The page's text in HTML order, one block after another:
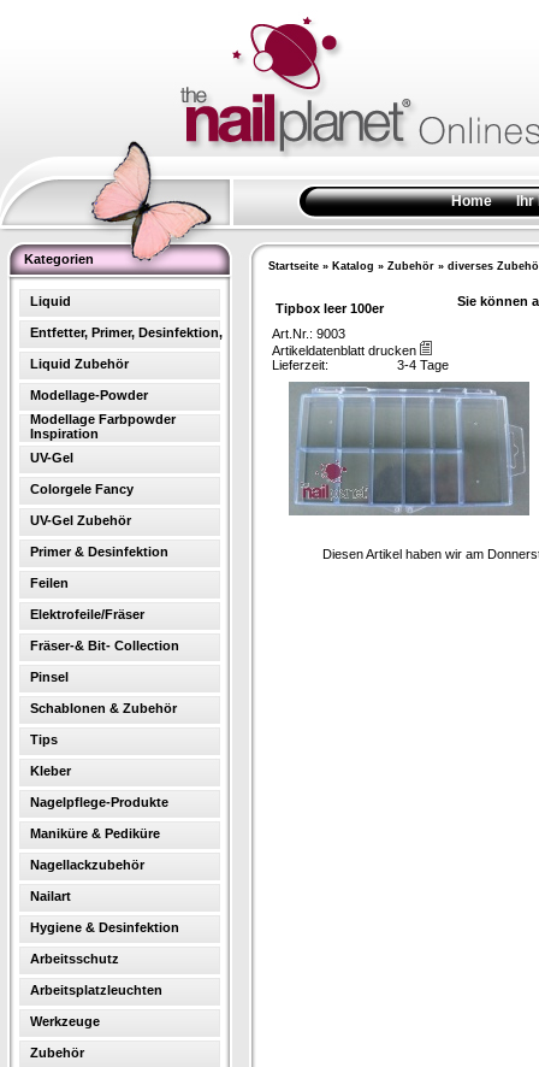
Home Ihr
Kategorien
Liquid
Entfetter, Primer, Desinfektion,
Liquid Zubehör
Modellage-Powder
Modellage Farbpowder
Inspiration
UV-Gel
Colorgele Fancy
UV-Gel Zubehör
Primer & Desinfektion
Feilen
Elektrofeile/Fräser
Fräser-& Bit- Collection
Pinsel
Schablonen & Zubehör
Tips
Kleber
Nagelpflege-Produkte
Maniküre & Pediküre
Nagellackzubehör
Nailart
Hygiene & Desinfektion
Arbeitsschutz
Arbeitsplatzleuchten
Werkzeuge
Zubehör
Startseite » Katalog » Zubehör » diverses
Tipbox leer 100er Sie können
Art.Nr.: 9003
Artikeldatenblatt drucken
Lieferzeit:
3-4 Tage
Diesen Artikel haben wir am